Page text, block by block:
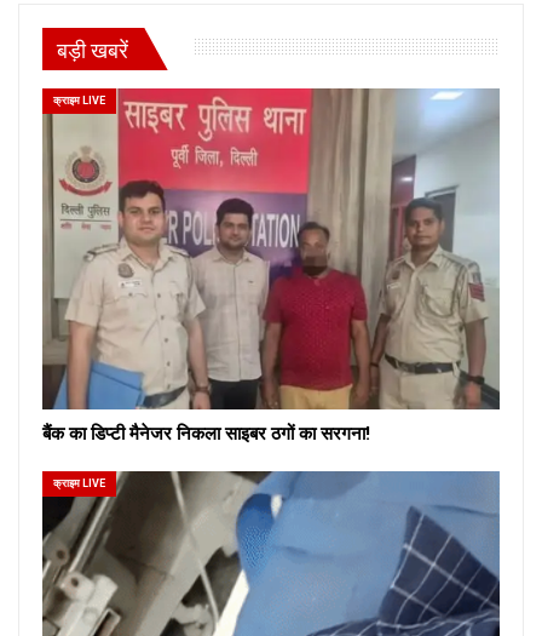
बड़ी खबरें
क्राइम LIVE
बैंक का डिप्टी मैनेजर निकला साइबर ठगों का सरगना!
क्राइम LIVE